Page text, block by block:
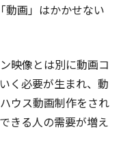
動画」はかかせない
映像とは別に動画コ
く必要が生まれ、動
ウス動画制作をされ
きる人の需要が増え